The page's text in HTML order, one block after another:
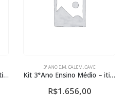
Kit 3°Ano Ensino Médio – itinerário Ciências da Natureza
3° ANO E.M,CALEM,CAVC
Kit 3°Ano Ensino Médio – itinerário Ciências Humanas
R$1.656,00